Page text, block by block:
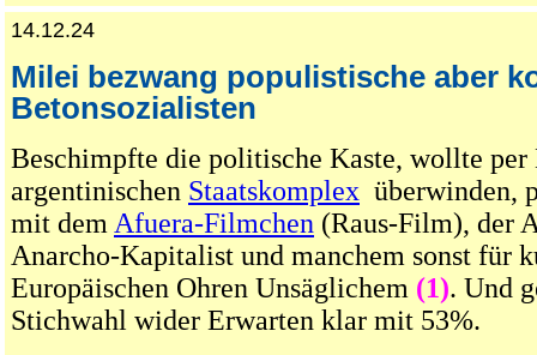
14.12.24
Milei bezwang populistische aber
Betonsozialisten
Beschimpfte die politische Kaste, wollte per
argentinischen Staatskomplex überwinden,
mit dem Afuera-Filmchen (Raus-Film), der
Anarcho-Kapitalist und manchem sonst für
Europäischen Ohren Unsäglichem (1). Und
Stichwahl wider Erwarten klar mit 53%.